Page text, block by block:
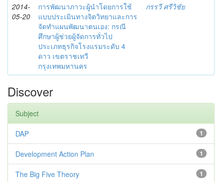
2014-
05-20
การพัฒนาภาวะผู้นำโดยการใช้
แบบประเมินทางจิตวิทยาและการ
จัดทำแผนพัฒนาตนเอง: กรณี
ศึกษาผู้ช่วยผู้จัดการทั่วไป
ประเภทธุรกิจโรงแรมระดับ 4
ดาว เขตราชเทวี
กรุงเทพมหานคร
กรรวี ศรีวิชัย
Discover
Subject
1
DAP
1
Development Action Plan
1
The Big Five Theory